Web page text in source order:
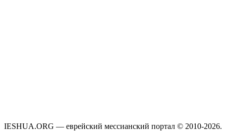
IESHUA.ORG — еврейский мессианский портал © 2010-2026.